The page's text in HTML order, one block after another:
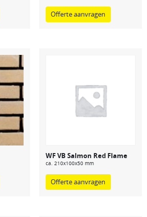
Offerte aanvragen
WF VB Salmon Red Flame
ca. 210x100x50 mm
Offerte aanvragen